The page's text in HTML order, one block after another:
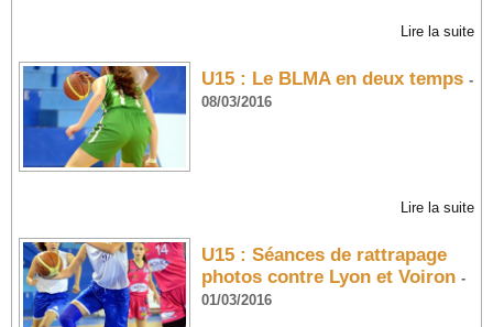
Lire la suite
U15 : Le BLMA en deux temps -
08/03/2016
Lire la suite
U15 : Séances de rattrapage
photos contre Lyon et Voiron -
01/03/2016